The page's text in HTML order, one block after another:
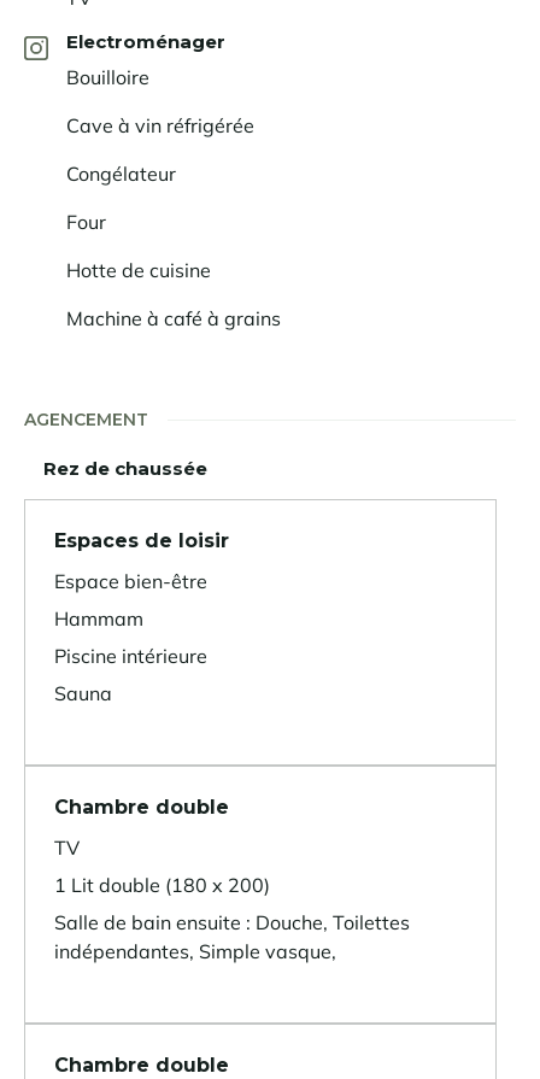
de l'année.
Electroménager
Bouilloire
Cave à vin réfrigérée
Congélateur
Four
Hotte de cuisine
Machine à café à grains
AGENCEMENT
Rez de chaussée
Espaces de loisir
Espace bien-être
Hammam
Piscine intérieure
Sauna
Chambre double
TV
1 Lit double (180 x 200)
Salle de bain ensuite : Douche, Toilettes
indépendantes, Simple vasque,
Chambre double